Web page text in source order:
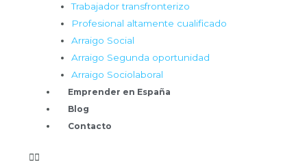
Trabajador transfronterizo
Profesional altamente cualificado
Arraigo Social
Arraigo Segunda oportunidad
Arraigo Sociolaboral
Emprender en España
Blog
Contacto